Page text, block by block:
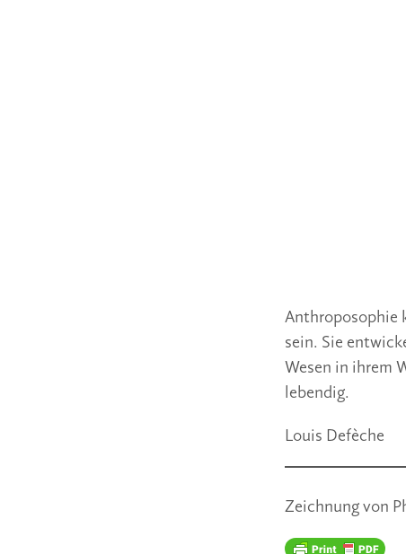
Anthroposophie
sein. Sie
Wesen in ihrem
lebendig.
Louis Defèche
Zeichnung von